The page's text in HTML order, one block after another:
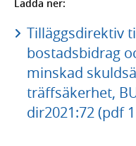
Ladda ner:
Tilläggsdirektiv
bostadsbidrag
minskad
träffsäkerhet,
dir2021:72 (pdf